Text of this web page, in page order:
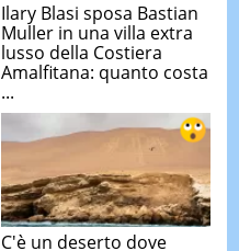
Ilary Blasi sposa Bastian
Muller in una villa extra
lusso della Costiera
Amalfitana: quanto costa
...
C'è un deserto dove